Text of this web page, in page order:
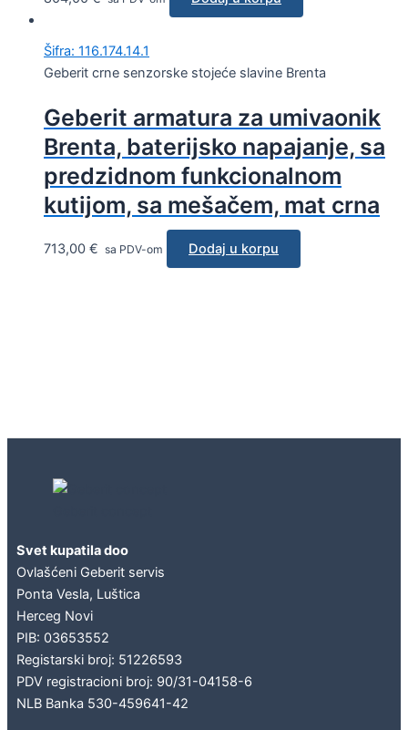
Šifra: 116.174.14.1
Geberit crne senzorske stojeće slavine Brenta
Geberit armatura za umivaonik
Brenta, baterijsko napajanje, sa
predzidnom funkcionalnom
kutijom, sa mešačem, mat crna
713,00 € sa PDV-om Dodaj u korpu
Svet kupatila doo
Ovlašćeni Geberit servis
Ponta Vesla, Luštica
Herceg Novi
PIB: 03653552
Registarski broj: 51226593
PDV registracioni broj: 90/31-04158-6
NLB Banka 530-459641-42